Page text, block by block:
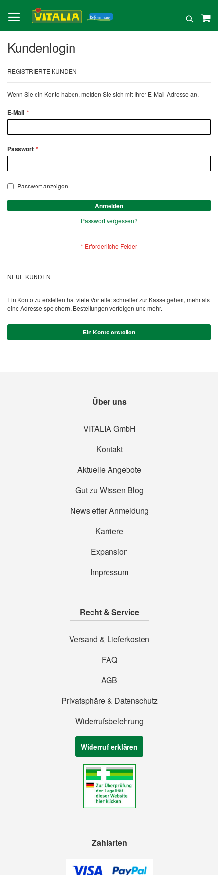
zum
Inhalt
Suche
Kundenlogin
REGISTRIERTE KUNDEN
Wenn Sie ein Konto haben, melden Sie sich mit Ihrer E-Mail-Adresse an.
E-Mail
Passwort
Passwort anzeigen
Anmelden
Passwort vergessen?
NEUE KUNDEN
Ein Konto zu erstellen hat viele Vorteile: schneller zur Kasse gehen, mehr als
eine Adresse speichern, Bestellungen verfolgen und mehr.
Ein Konto erstellen
Über uns
VITALIA GmbH
Kontakt
Aktuelle Angebote
Gut zu Wissen Blog
Newsletter Anmeldung
Karriere
Expansion
Impressum
Recht & Service
Versand & Lieferkosten
FAQ
AGB
Privatsphäre & Datenschutz
Widerrufsbelehrung
Widerruf erklären
Zahlarten